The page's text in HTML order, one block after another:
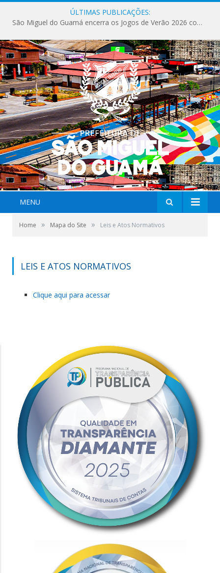
ÚLTIMAS PUBLICAÇÕES:
São Miguel do Guamá encerra os Jogos de Verão 2026 com sucesso de público e competições.
MENU
Home » Mapa do Site » Leis e Atos Normativos
LEIS E ATOS NORMATIVOS
Clique aqui para acessar